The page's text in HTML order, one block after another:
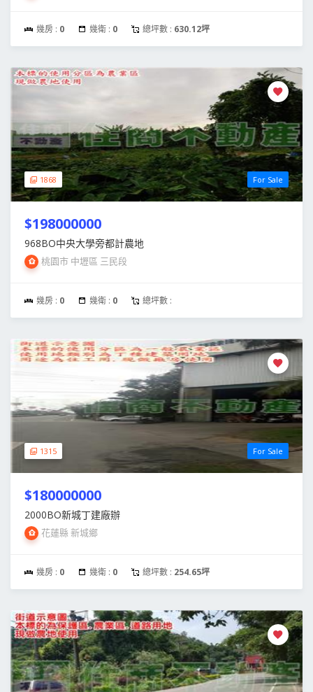
幾房 : 0 幾衛 : 0 總坪數 : 630.12坪
1868 For Sale
$198000000
968BO中央大學旁都計農地
桃園市 中壢區 三民段
幾房 : 0 幾衛 : 0 總坪數 :
1315 For Sale
$180000000
2000BO新城丁建廠辦
花蓮縣 新城鄉
幾房 : 0 幾衛 : 0 總坪數 : 254.65坪